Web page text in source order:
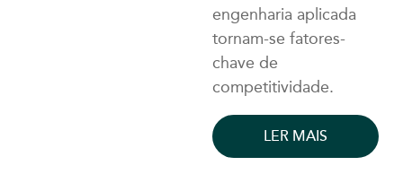
engenharia aplicada
tornam-se fatores-
chave de
competitividade.
LER MAIS